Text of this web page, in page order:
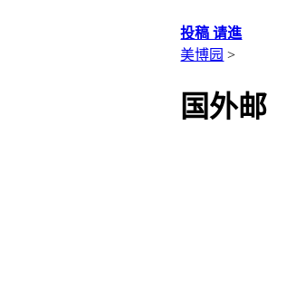
投稿 请進
美博园 >
国外邮